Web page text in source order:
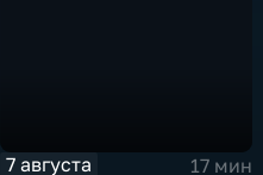
7 августа
17 мин